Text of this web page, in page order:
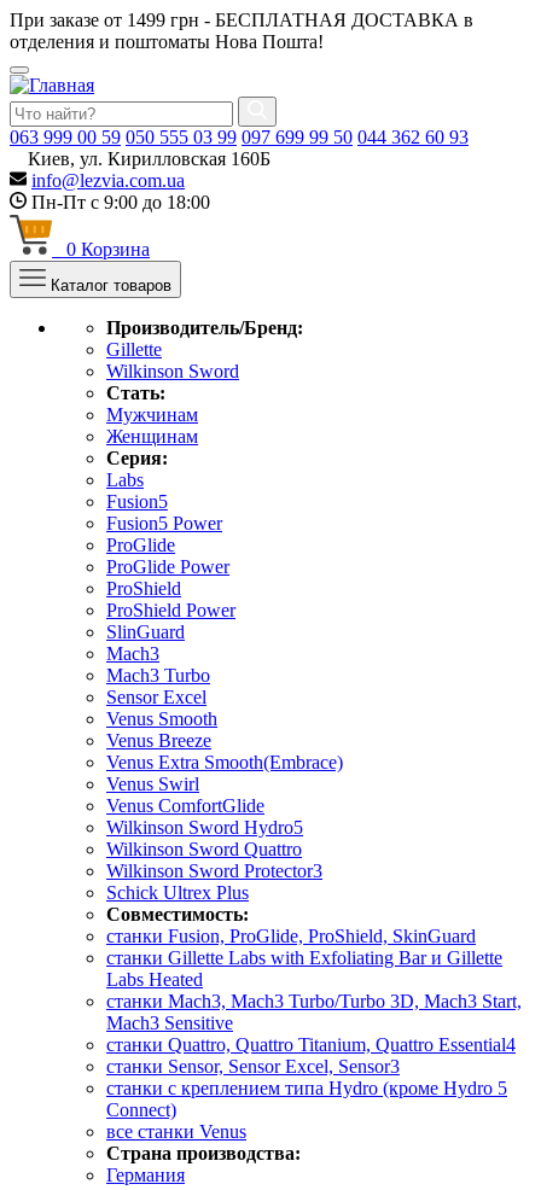
При заказе от 1499 грн - БЕСПЛАТНАЯ ДОСТАВКА в
отделения и поштоматы Нова Пошта!
063 999 00 59 050 555 03 99 097 699 99 50 044 362 60 93
Киев, ул. Кирилловская 160Б
info@lezvia.com.ua
Пн-Пт с 9:00 до 18:00
0 Корзина
Каталог товаров
Производитель/Бренд:
Gillette
Wilkinson Sword
Стать:
Мужчинам
Женщинам
Серия:
Labs
Fusion5
Fusion5 Power
ProGlide
ProGlide Power
ProShield
ProShield Power
SlinGuard
Mach3
Mach3 Turbo
Sensor Excel
Venus Smooth
Venus Breeze
Venus Extra Smooth(Embrace)
Venus Swirl
Venus ComfortGlide
Wilkinson Sword Hydro5
Wilkinson Sword Quattro
Wilkinson Sword Protector3
Schick Ultrex Plus
Совместимость:
станки Fusion, ProGlide, ProShield, SkinGuard
станки Gillette Labs with Exfoliating Bar и Gillette
Labs Heated
станки Mach3, Mach3 Turbo/Turbo 3D, Mach3 Start,
Mach3 Sensitive
станки Quattro, Quattro Titanium, Quattro Essential4
станки Sensor, Sensor Excel, Sensor3
станки с креплением типа Hydro (кроме Hydro 5
Connect)
все станки Venus
Страна производства:
Германия